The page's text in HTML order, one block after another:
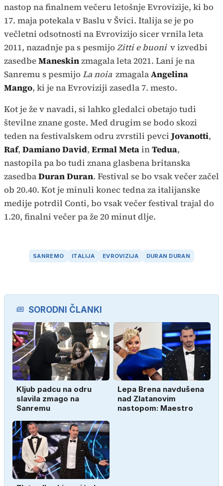
nastop na finalnem večeru letošnje Evrovizije, ki bo
17. maja potekala v Baslu v Švici. Italija se je po
večletni odsotnosti na Evrovizijo sicer vrnila leta
2011, nazadnje pa s pesmijoZitti e buoni v izvedbi
zasedbeManeskinzmagala leta 2021. Lani je na
Sanremu s pesmijoLa noia zmagalaAngelina
Mango, ki je na Evroviziji zasedla 7. mesto.
Kot je že v navadi, si lahko gledalci obetajo tudi
številne znane goste. Med drugim se bodo skozi
teden na festivalskem odru zvrstili pevciJovanotti,
Raf, Damiano David, Ermal MetainTedua,
nastopila pa bo tudi znana glasbena britanska
zasedbaDuran Duran. Festival se bo vsak večer začel
ob 20.40. Kot je minuli konec tedna za italijanske
medije potrdil Conti, bo vsak večer festival trajal do
1.20, finalni večer pa že 20 minut dlje.
SANREMO ITALIJA EVROVIZIJA DURAN DURAN
SORODNI ČLANKI
Kljub padcu na odru
slavila zmago na
Sanremu
Lepa Brena navdušena
nad Zlatanovim
nastopom: Maestro